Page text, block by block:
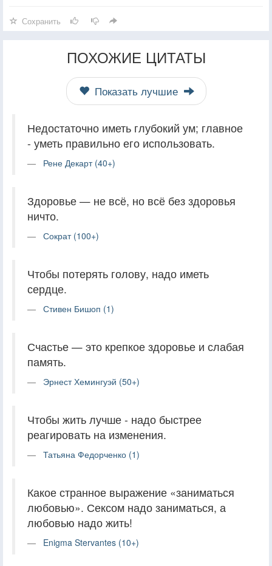
Сохранить
ПОХОЖИЕ ЦИТАТЫ
Показать лучшие
Недостаточно иметь глубокий ум; главное
- уметь правильно его использовать.
Рене Декарт (40+)
Здоровье — не всё, но всё без здоровья
ничто.
Сократ (100+)
Чтобы потерять голову, надо иметь
сердце.
Стивен Бишоп (1)
Счастье — это крепкое здоровье и слабая
память.
Эрнест Хемингуэй (50+)
Чтобы жить лучше - надо быстрее
реагировать на изменения.
Татьяна Федорченко (1)
Какое странное выражение «заниматься
любовью». Сексом надо заниматься, а
любовью надо жить!
Enigma Stervantes (10+)